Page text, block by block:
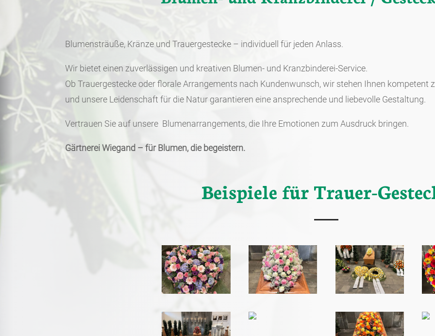
Blumensträuße, Kränze und Trauergestecke – individuell für jeden Anlass.
Wir bietet einen zuverlässigen und kreativen Blumen- und Kranzbinderei-Service.
Ob Trauergestecke oder florale Arrangements nach Kundenwunsch, wir stehen Ihnen kompetent
und unsere Leidenschaft für die Natur garantieren eine ansprechende und liebevolle Gestaltung.
Vertrauen Sie auf unsere Blumenarrangements, die Ihre Emotionen zum Ausdruck bringen.
Gärtnerei Wiegand – für Blumen, die begeistern.
Beispiele für Trauer-